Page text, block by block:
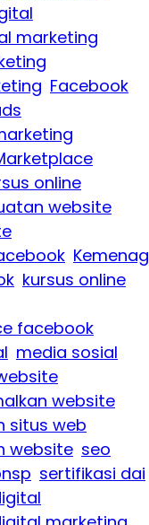
marketing
Facebook
online
website
Kemenag
kursus online
facebook
media sosial
website
situs web
website seo
sertifikasi dai